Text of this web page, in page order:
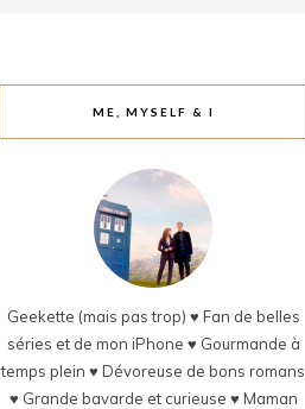
ME, MYSELF & I
Geekette (mais pas trop) ♥ Fan de belles
séries et de mon iPhone ♥ Gourmande à
temps plein ♥ Dévoreuse de bons romans
♥ Grande bavarde et curieuse ♥ Maman